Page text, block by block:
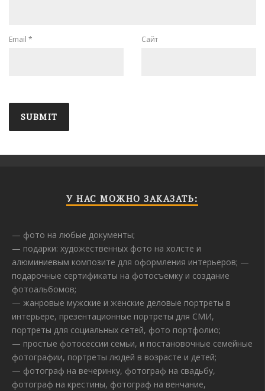
Email * Сайт
У НАС МОЖНО ЗАКАЗАТЬ:
— фото на любые документы;
— подарки: художественных фото на холсте и
алюминиевым композите для оформления интерьеров; —
подарочные сертификаты на фотосъемку и создание
фотоальбомов;
— жанровые мужские и женские деловые портреты в
интерьере, презентационные портреты для СМИ,
портреты для социальных сетей, фото портфолио;
— простые фотосессии семьи, и постановочные семейные
фотографии, портреты людей в возрасте и детей;
— фотограф на вечеринку, фотограф на свадьбу,
фотограф на крестины, фотограф на венчание,